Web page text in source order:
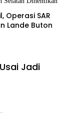
Operasi SAR
Lande Buton
Jadi